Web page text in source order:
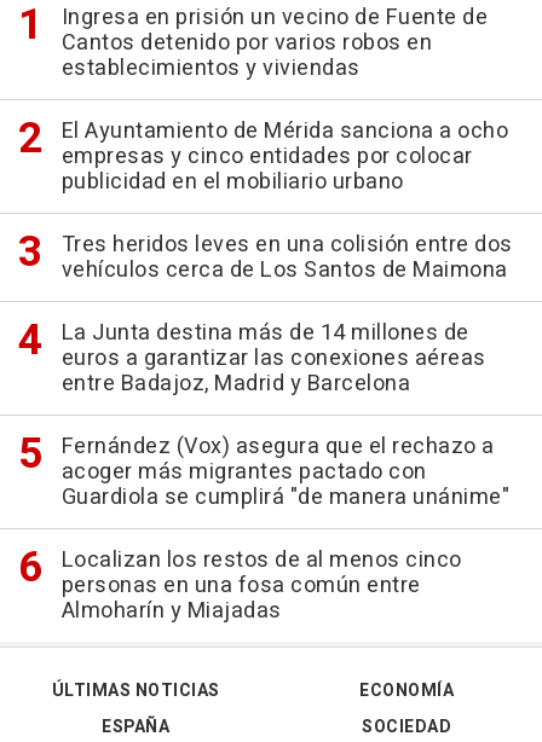
Ingresa en prisión un vecino de Fuente de
Cantos detenido por varios robos en
establecimientos y viviendas
El Ayuntamiento de Mérida sanciona a ocho
empresas y cinco entidades por colocar
publicidad en el mobiliario urbano
Tres heridos leves en una colisión entre dos
vehículos cerca de Los Santos de Maimona
La Junta destina más de 14 millones de
euros a garantizar las conexiones aéreas
entre Badajoz, Madrid y Barcelona
Fernández (Vox) asegura que el rechazo a
acoger más migrantes pactado con
Guardiola se cumplirá "de manera unánime"
Localizan los restos de al menos cinco
personas en una fosa común entre
Almoharín y Miajadas
ÚLTIMAS NOTICIAS
ESPAÑA
ECONOMÍA
SOCIEDAD